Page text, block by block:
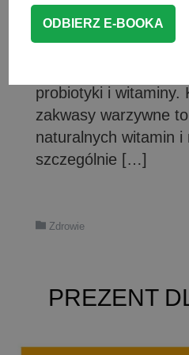
również po zakwas z
zakwas z kapusty,
płynie. Prawdziwe
probiotyki i witaminy.
zakwasy warzywne
naturalnych witamin i
szczególnie […]
Zdrowie
PREZENT